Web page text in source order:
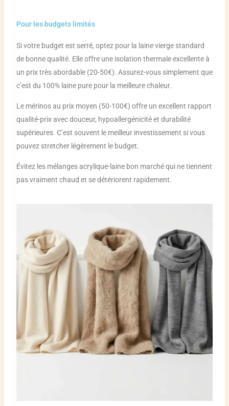
Pour les budgets limités
Si votre budget est serré, optez pour la laine vierge standard
de bonne qualité. Elle offre une isolation thermale excellente à
un prix très abordable (20-50€). Assurez-vous simplement que
c’est du 100% laine pure pour la meilleure chaleur.
Le mérinos au prix moyen (50-100€) offre un excellent rapport
qualité-prix avec douceur, hypoallergénicité et durabilité
supérieures. C’est souvent le meilleur investissement si vous
pouvez stretcher légèrement le budget.
Évitez les mélanges acrylique-laine bon marché qui ne tiennent
pas vraiment chaud et se détériorent rapidement.